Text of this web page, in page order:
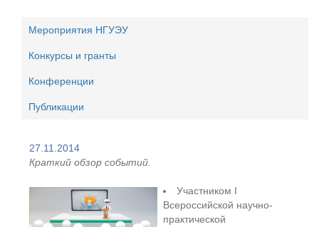
Мероприятия НГУЭУ
Конкурсы и гранты
Конференции
Публикации
27.11.2014
Краткий обзор событий.
Участником I
Всероссийской научно-
практической